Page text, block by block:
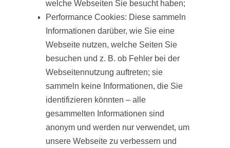
welche Webseiten Sie besucht haben;
Performance Cookies: Diese sammeln
Informationen darüber, wie Sie eine
Webseite nutzen, welche Seiten Sie
besuchen und z. B. ob Fehler bei der
Webseitennutzung auftreten; sie
sammeln keine Informationen, die Sie
identifizieren könnten – alle
gesammelten Informationen sind
anonym und werden nur verwendet, um
unsere Webseite zu verbessern und